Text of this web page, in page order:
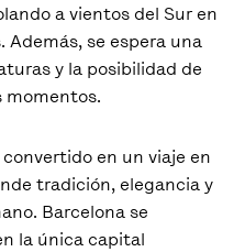
a vientos del Sur en
Además, se espera una
y la posibilidad de
momentos.
en un viaje en
tradición, elegancia y
Barcelona se
la única capital